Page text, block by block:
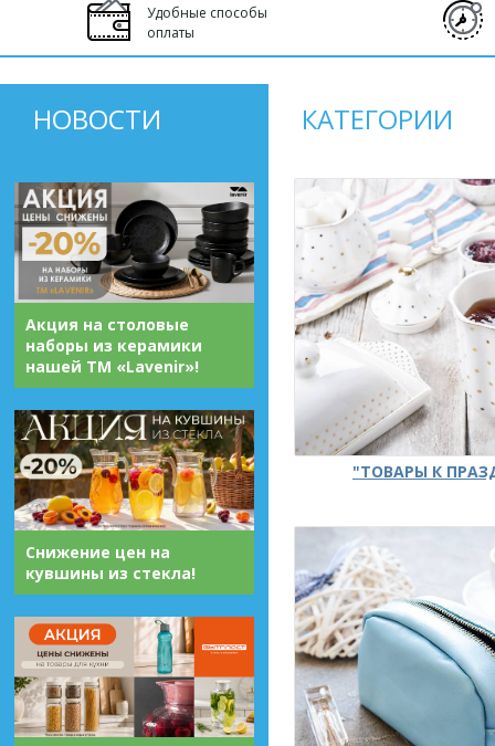
Удобные способы
оплаты
НОВОСТИ
Акция на столовые
наборы из керамики
нашей ТМ «Lavenir»!
Снижение цен на
кувшины из стекла!
КАТЕГОРИИ
"ТОВАРЫ К